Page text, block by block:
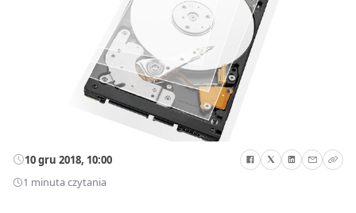
10 gru 2018, 10:00
1 minuta czytania